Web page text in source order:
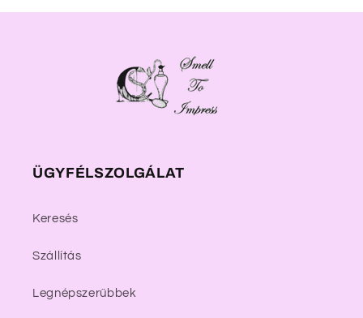
ÜGYFÉLSZOLGÁLAT
Keresés
Szállítás
Legnépszerűbbek